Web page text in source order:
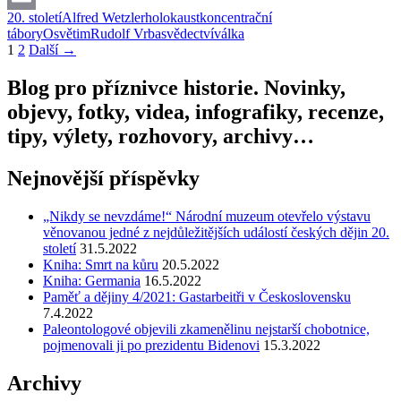
Wetzlera
vtedajšiemu
svetu
Email
20. stoletíAlfred Wetzlerholokaustkoncentrační
táboryOsvětimRudolf Vrbasvědectvíválka
Navigace
příspěvky
1 2 Další →
Blog pro příznivce historie. Novinky,
objevy, fotky, videa, infografiky, recenze,
tipy, výlety, rozhovory, archivy…
Nejnovější příspěvky
„Nikdy se nevzdáme!“ Národní muzeum otevřelo výstavu
věnovanou jedné z nejdůležitějších událostí českých dějin 20.
století 31.5.2022
Kniha: Smrt na kůru 20.5.2022
Kniha: Germania 16.5.2022
Paměť a dějiny 4/2021: Gastarbeitři v Československu
7.4.2022
Paleontologové objevili zkamenělinu nejstarší chobotnice,
pojmenovali ji po prezidentu Bidenovi 15.3.2022
Archivy